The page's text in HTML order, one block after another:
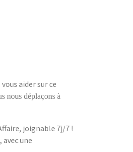
aider sur ce
nous déplaçons à
joignable 7j/7 !
une